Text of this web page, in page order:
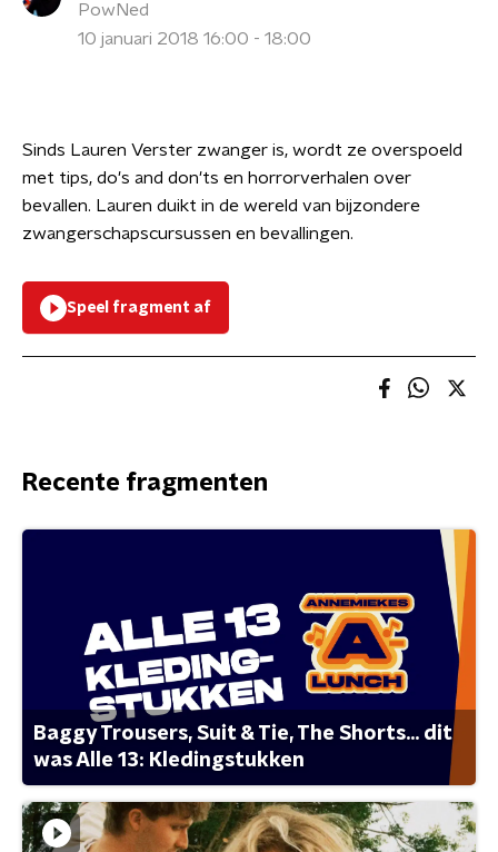
PowNed
10 januari 2018 16:00 - 18:00
Sinds Lauren Verster zwanger is, wordt ze overspoeld
met tips, do's and don'ts en horrorverhalen over
bevallen. Lauren duikt in de wereld van bijzondere
zwangerschapscursussen en bevallingen.
Speel fragment af
Recente fragmenten
Baggy Trousers, Suit & Tie, The Shorts... dit
was Alle 13: Kledingstukken